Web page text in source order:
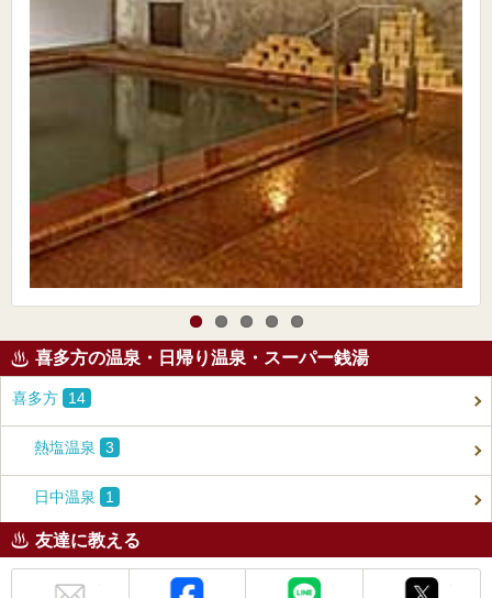
喜多方の温泉・日帰り温泉・スーパー銭湯
喜多方 14
熱塩温泉 3
日中温泉 1
友達に教える